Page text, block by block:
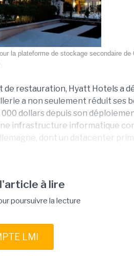
la plateforme de stockage secondaire de
restauration, Hyatt Hotels a
a non seulement réduit ses
dollars depuis son
infrastructure informatique
dont un datacenter
à lire
poursuivre la lecture
LMI